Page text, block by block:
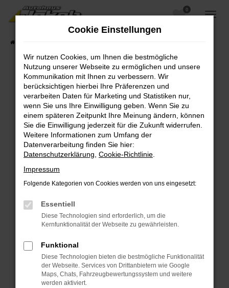
Zum
Hauptinhalt
0
Fehler: Network Error
Beim Laden ist ein Fehler aufgetreten.
Hier sind ein paar Tipps, die dir helfen können:
Überprüfe deine Firewall und deine
Internetverbindung.
Laden andere Webseiten, zum Beispiel deine
Suchmaschine?
Prüfe deine Browsererweiterungen.
Manche Erweiterungen, wie Werbeblocker,
können das Laden bestimmter Seiten
verhindern. Funktioniert die Seite in einem
Fenster?
Starte dein Gerät neu.
Das kann manchmal helfen, vorübergehende
Probleme zu beheben.
Cookie Einstellungen
Wir nutzen Cookies, um Ihnen die bestmögliche
Nutzung unserer Webseite zu ermöglichen und unsere
Kommunikation mit Ihnen zu verbessern. Wir
berücksichtigen hierbei Ihre Präferenzen und
verarbeiten Daten für Marketing und Statistiken nur,
wenn Sie uns Ihre Einwilligung geben. Wenn Sie zu
einem späteren Zeitpunkt Ihre Meinung ändern, können
Sie die Einwilligung jederzeit für die Zukunft widerrufen.
Weitere Informationen zum Umfang der
Datenverarbeitung finden Sie hier:
Datenschutzerklärung Cookie-Richtlinie
Impressum
Folgende Kategorien von Cookies werden von uns eingesetzt:
Essentiell
Diese Technologien sind erforderlich, um die
Kernfunktionalität der Webseite zu gewährleisten.
Funktional
Diese Technologien bieten die bestmögliche Funktionalität
der Webseite. Services von Drittanbietern wie Google
Maps, Chats, Fahrzeugbewertungssystem und weitere
werden aktiviert.